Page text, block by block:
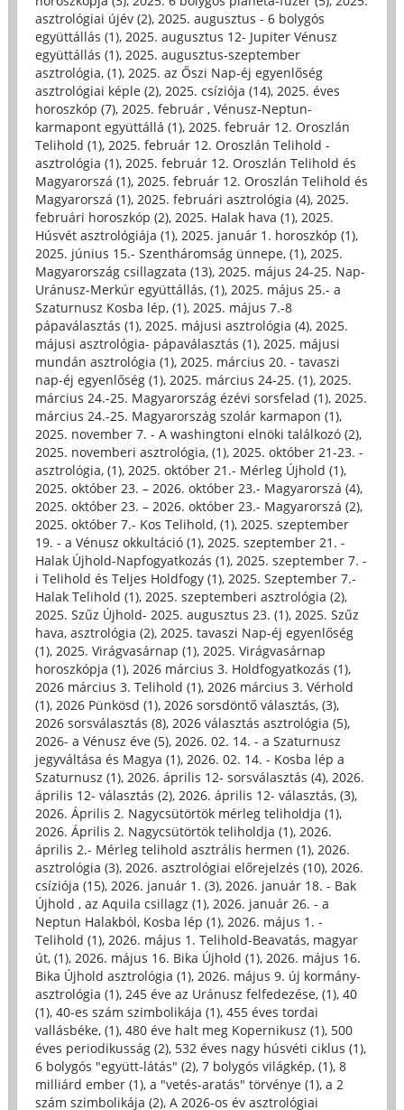
asztrológiai újév (2), 2025. augusztus - 6 bolygós
együttállás (1), 2025. augusztus 12- Jupiter Vénusz
együttállás (1), 2025. augusztus-szeptember
asztrológia, (1), 2025. az Őszi Nap-éj egyenlőség
asztrológiai képle (2), 2025. csíziója (14), 2025. éves
horoszkóp (7), 2025. február , Vénusz-Neptun-
karmapont együttállá (1), 2025. február 12. Oroszlán
Telihold (1), 2025. február 12. Oroszlán Telihold -
asztrológia (1), 2025. február 12. Oroszlán Telihold és
Magyarorszá (1), 2025. február 12. Oroszlán Telihold és
Magyarorszá (1), 2025. februári asztrológia (4), 2025.
februári horoszkóp (2), 2025. Halak hava (1), 2025.
Húsvét asztrológiája (1), 2025. január 1. horoszkóp (1),
2025. június 15.- Szentháromság ünnepe, (1), 2025.
Magyarország csillagzata (13), 2025. május 24-25. Nap-
Uránusz-Merkúr együttállás, (1), 2025. május 25.- a
Szaturnusz Kosba lép, (1), 2025. május 7.-8
pápaválasztás (1), 2025. májusi asztrológia (4), 2025.
májusi asztrológia- pápaválasztás (1), 2025. májusi
mundán asztrológia (1), 2025. március 20. - tavaszi
nap-éj egyenlőség (1), 2025. március 24-25. (1), 2025.
március 24.-25. Magyarország ézévi sorsfelad (1), 2025.
március 24.-25. Magyarország szolár karmapon (1),
2025. november 7. - A washingtoni elnöki találkozó (2),
2025. novemberi asztrológia, (1), 2025. október 21-23. -
asztrológia, (1), 2025. október 21.- Mérleg Újhold (1),
2025. október 23. – 2026. október 23.- Magyarorszá (4),
2025. október 23. – 2026. október 23.- Magyarorszá (2),
2025. október 7.- Kos Telihold, (1), 2025. szeptember
19. - a Vénusz okkultáció (1), 2025. szeptember 21. -
Halak Újhold-Napfogyatkozás (1), 2025. szeptember 7. -
i Telihold és Teljes Holdfogy (1), 2025. Szeptember 7.-
Halak Telihold (1), 2025. szeptemberi asztrológia (2),
2025. Szűz Újhold- 2025. augusztus 23. (1), 2025. Szűz
hava, asztrológia (2), 2025. tavaszi Nap-éj egyenlőség
(1), 2025. Virágvasárnap (1), 2025. Virágvasárnap
horoszkópja (1), 2026 március 3. Holdfogyatkozás (1),
2026 március 3. Telihold (1), 2026 március 3. Vérhold
(1), 2026 Pünkösd (1), 2026 sorsdöntő választás, (3),
2026 sorsválasztás (8), 2026 választás asztrológia (5),
2026- a Vénusz éve (5), 2026. 02. 14. - a Szaturnusz
jegyváltása és Magya (1), 2026. 02. 14. - Kosba lép a
Szaturnusz (1), 2026. április 12- sorsválasztás (4), 2026.
április 12- választás (2), 2026. április 12- választás, (3),
2026. Április 2. Nagycsütörtök mérleg teliholdja (1),
2026. Április 2. Nagycsütörtök teliholdja (1), 2026.
április 2.- Mérleg telihold asztrális hermen (1), 2026.
asztrológia (3), 2026. asztrológiai előrejelzés (10), 2026.
csíziója (15), 2026. január 1. (3), 2026. január 18. - Bak
Újhold , az Aquila csillagz (1), 2026. január 26. - a
Neptun Halakból, Kosba lép (1), 2026. május 1. -
Telihold (1), 2026. május 1. Telihold-Beavatás, magyar
út, (1), 2026. május 16. Bika Újhold (1), 2026. május 16.
Bika Újhold asztrológia (1), 2026. május 9. új kormány-
asztrológia (1), 245 éve az Uránusz felfedezése, (1), 40
(1), 40-es szám szimbolikája (1), 455 éves tordai
vallásbéke, (1), 480 éve halt meg Kopernikusz (1), 500
éves periodikusság (2), 532 éves nagy húsvéti ciklus (1),
6 bolygós "együtt-látás" (2), 7 bolygós világkép, (1), 8
milliárd ember (1), a "vetés-aratás" törvénye (1), a 2
szám szimbolikája (2), A 2026-os év asztrológiai